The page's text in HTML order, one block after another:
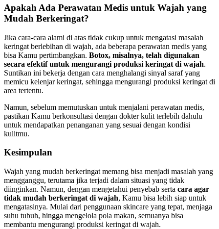
Apakah Ada Perawatan Medis untuk Wajah yang
Mudah Berkeringat?
Jika cara-cara alami di atas tidak cukup untuk mengatasi masalah
keringat berlebihan di wajah, ada beberapa perawatan medis yang
bisa Kamu pertimbangkan. Botox, misalnya, telah digunakan
secara efektif untuk mengurangi produksi keringat di wajah.
Suntikan ini bekerja dengan cara menghalangi sinyal saraf yang
memicu kelenjar keringat, sehingga mengurangi produksi keringat di
area tertentu.
Namun, sebelum memutuskan untuk menjalani perawatan medis,
pastikan Kamu berkonsultasi dengan dokter kulit terlebih dahulu
untuk mendapatkan penanganan yang sesuai dengan kondisi
kulitmu.
Kesimpulan
Wajah yang mudah berkeringat memang bisa menjadi masalah yang
mengganggu, terutama jika terjadi dalam situasi yang tidak
diinginkan. Namun, dengan mengetahui penyebab serta cara agar
tidak mudah berkeringat di wajah, Kamu bisa lebih siap untuk
mengatasinya. Mulai dari penggunaan skincare yang tepat, menjaga
suhu tubuh, hingga mengelola pola makan, semuanya bisa
membantu mengurangi produksi keringat di wajah.